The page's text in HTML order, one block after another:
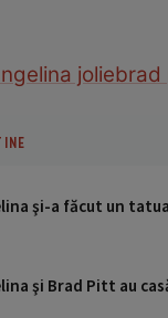
joliebrad
şi-a făcut un
Angelina